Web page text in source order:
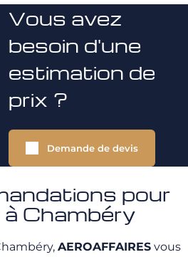
Vous avez
besoin d'une
estimation de
prix ?
Demande de devis
pour
Chambéry
AEROAFFAIRES vous